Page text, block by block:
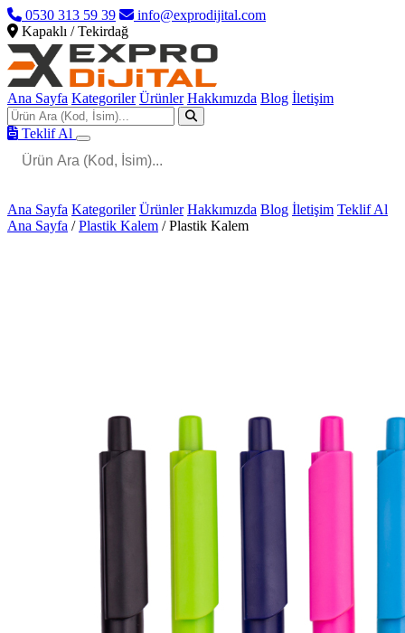
0530 313 59 39
info@exprodijital.com
Kapaklı / Tekirdağ
Ana Sayfa Kategoriler Ürünler Hakkımızda Blog İletişim
Teklif Al
Ana Sayfa Kategoriler Ürünler Hakkımızda Blog İletişim Teklif Al
Ana Sayfa / Plastik Kalem / Plastik Kalem